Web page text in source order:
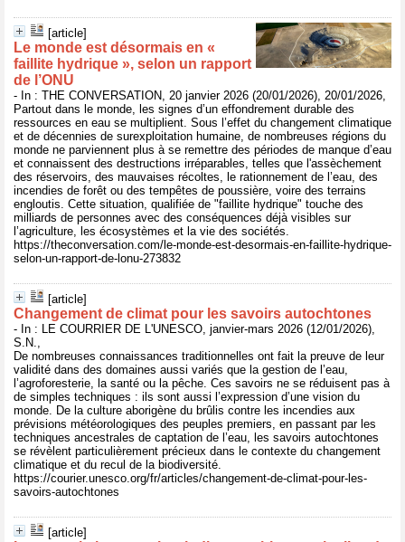
[article]
Le monde est désormais en «
faillite hydrique », selon un rapport
de l’ONU
- In : THE CONVERSATION, 20 janvier 2026 (20/01/2026), 20/01/2026,
Partout dans le monde, les signes d’un effondrement durable des
ressources en eau se multiplient. Sous l’effet du changement climatique
et de décennies de surexploitation humaine, de nombreuses régions du
monde ne parviennent plus à se remettre des périodes de manque d’eau
et connaissent des destructions irréparables, telles que l'assèchement
des réservoirs, des mauvaises récoltes, le rationnement de l’eau, des
incendies de forêt ou des tempêtes de poussière, voire des terrains
engloutis. Cette situation, qualifiée de "faillite hydrique" touche des
milliards de personnes avec des conséquences déjà visibles sur
l’agriculture, les écosystèmes et la vie des sociétés.
https://theconversation.com/le-monde-est-desormais-en-faillite-hydrique-
selon-un-rapport-de-lonu-273832
[article]
Changement de climat pour les savoirs autochtones
- In : LE COURRIER DE L'UNESCO, janvier-mars 2026 (12/01/2026),
S.N.,
De nombreuses connaissances traditionnelles ont fait la preuve de leur
validité dans des domaines aussi variés que la gestion de l’eau,
l’agroforesterie, la santé ou la pêche. Ces savoirs ne se réduisent pas à
de simples techniques : ils sont aussi l’expression d’une vision du
monde. De la culture aborigène du brûlis contre les incendies aux
prévisions météorologiques des peuples premiers, en passant par les
techniques ancestrales de captation de l’eau, les savoirs autochtones
se révèlent particulièrement précieux dans le contexte du changement
climatique et du recul de la biodiversité.
https://courier.unesco.org/fr/articles/changement-de-climat-pour-les-
savoirs-autochtones
[article]